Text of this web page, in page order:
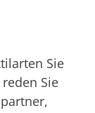
Sie
Sie